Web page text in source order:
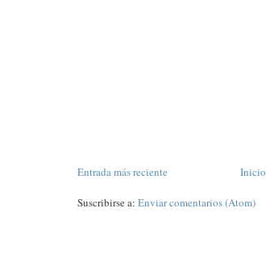
Entrada más reciente Inicio
Suscribirse a: Enviar comentarios (Atom)